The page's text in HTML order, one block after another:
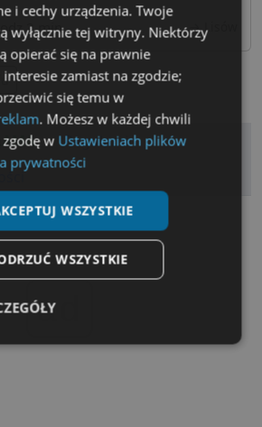
2 min → Lisów
Regulamin
ad
i cechy urządzenia. Twoje
wyłącznie tej witryny. Niektórzy
opierać się na prawnie
zamiast na zgodzie;
się temu w
. Możesz w każdej chwili
w Ustawieniach plików
prywatności
WSZYSTKIE
WSZYSTKIE
Wydajność Targetowanie